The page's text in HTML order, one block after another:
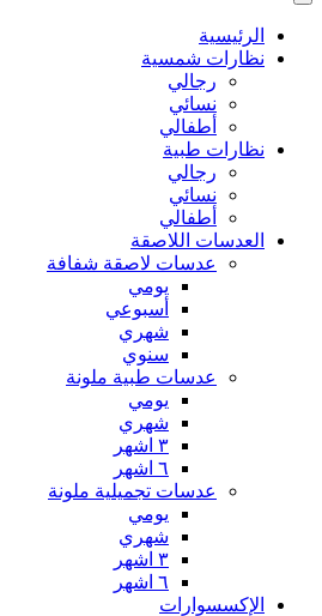
الرئيسية
نظارات شمسية
رجالي
نسائي
أطفالي
نظارات طبية
رجالي
نسائي
أطفالي
العدسات اللاصقة
عدسات لاصقة شفافة
يومي
أسبوعي
شهري
سنوي
عدسات طبية ملونة
يومي
شهري
٣ اشهر
٦ اشهر
عدسات تجميلية ملونة
يومي
شهري
٣ اشهر
٦ اشهر
الإكسسوارات